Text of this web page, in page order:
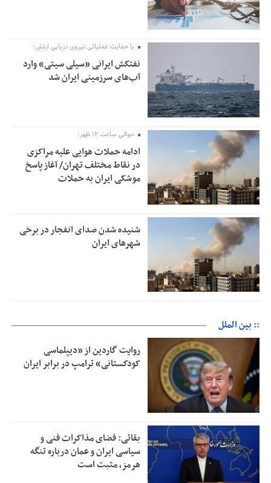
با حمایت عملیاتی نیروی دریایی ارتش؛
نفتکش ایرانی «سیلی سیتی» وارد
آب‌های سرزمینی ایران شد
حوالی ساعت ۱۲ ظهر؛
ادامه حملات هوایی علیه مراکزی
در نقاط مختلف تهران/ آغاز پاسخ
موشکی ایران به حملات
شنیده شدن صدای انفجار در برخی
شهرهای ایران
:: بین الملل
روایت گاردین از «دیپلماسی
کودکستانی» ترامپ در برابر ایران
بقائی: فضای مذاکرات فنی و
سیاسی ایران و عمان درباره تنگه
هرمز، مثبت است